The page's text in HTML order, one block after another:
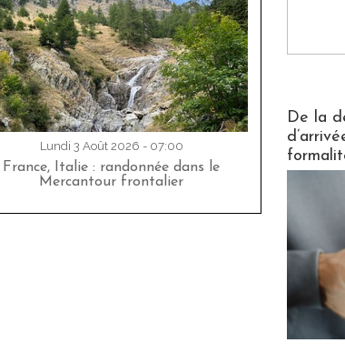
Lundi 3 Août 2026 - 07:00
France, Italie : randonnée dans le
Mercantour frontalier
De la